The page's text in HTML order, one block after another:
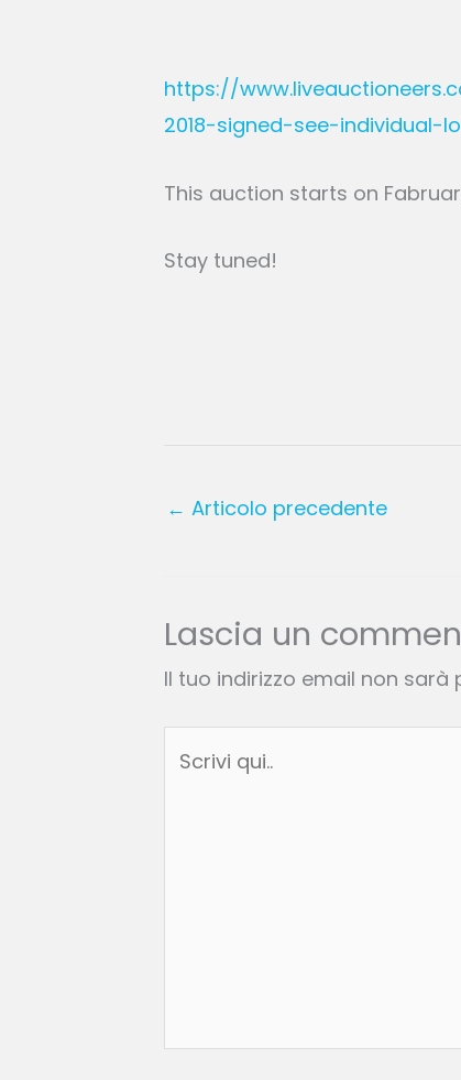
https://
2018-signed-see-individual-
This auction starts on
Stay tuned!
← Articolo precedente
Lascia un
Il tuo indirizzo email non sarà